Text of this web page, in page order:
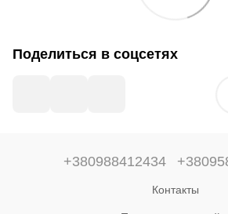
Поделиться в соцсетях
+380988412434
Контакты